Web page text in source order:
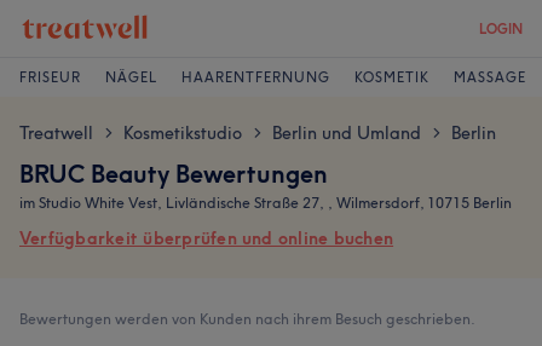
LOGIN
FRISEUR NÄGEL HAARENTFERNUNG KOSMETIK MASSAGE
Treatwell > Kosmetikstudio > Berlin und Umland > Berlin
BRUC Beauty Bewertungen
im Studio White Vest, Livländische Straße 27, , Wilmersdorf, 10715 Berlin
Verfügbarkeit überprüfen und online buchen
Bewertungen werden von Kunden nach ihrem Besuch geschrieben.